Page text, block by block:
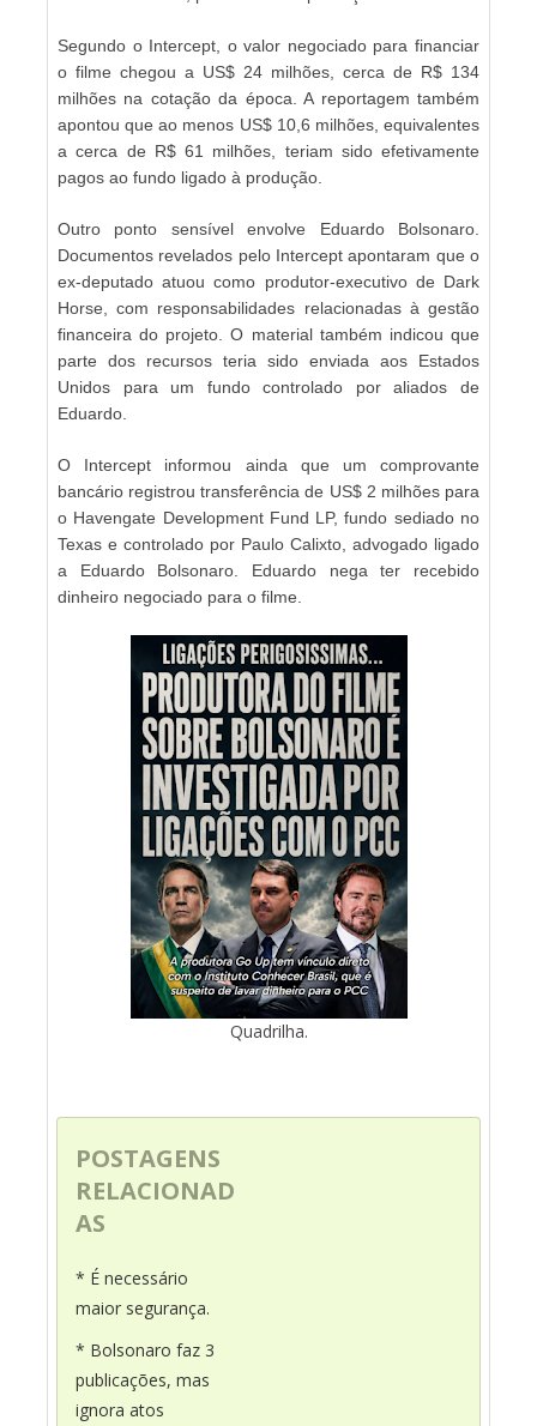
Segundo o Intercept, o valor negociado para financiar
o filme chegou a US$ 24 milhões, cerca de R$ 134
milhões na cotação da época. A reportagem também
apontou que ao menos US$ 10,6 milhões, equivalentes
a cerca de R$ 61 milhões, teriam sido efetivamente
pagos ao fundo ligado à produção.
Outro ponto sensível envolve Eduardo Bolsonaro.
Documentos revelados pelo Intercept apontaram que o
ex-deputado atuou como produtor-executivo de Dark
Horse, com responsabilidades relacionadas à gestão
financeira do projeto. O material também indicou que
parte dos recursos teria sido enviada aos Estados
Unidos para um fundo controlado por aliados de
Eduardo.
O Intercept informou ainda que um comprovante
bancário registrou transferência de US$ 2 milhões para
o Havengate Development Fund LP, fundo sediado no
Texas e controlado por Paulo Calixto, advogado ligado
a Eduardo Bolsonaro. Eduardo nega ter recebido
dinheiro negociado para o filme.
Quadrilha.
POSTAGENS
RELACIONAD
AS
* É necessário
maior segurança.
* Bolsonaro faz 3
publicações, mas
ignora atos